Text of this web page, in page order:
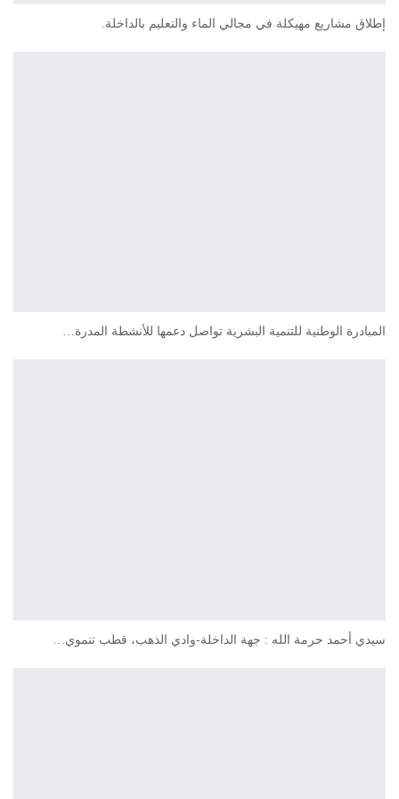
إطلاق مشاريع مهيكلة في مجالي الماء والتعليم بالداخلة.
المبادرة الوطنية للتنمية البشرية تواصل دعمها للأنشطة المدرة…
سيدي أحمد حرمة الله : جهة الداخلة-وادي الذهب، قطب تنموي…